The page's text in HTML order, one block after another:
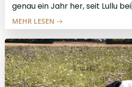
genau ein Jahr her, seit Lullu
MEHR LESEN